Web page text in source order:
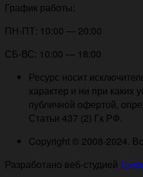
График работы:
ПН-ПТ: 10:00 — 20:00
СБ-ВС: 10:00 — 18:00
Ресурс носит
характер и ни при каких
публичной офертой,
Статьи 437 (2) Гк РФ.
Copyright © 2008-2024.
Разработано веб-студией